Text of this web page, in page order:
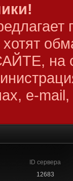
на
e-mail,
ID сервера
12683